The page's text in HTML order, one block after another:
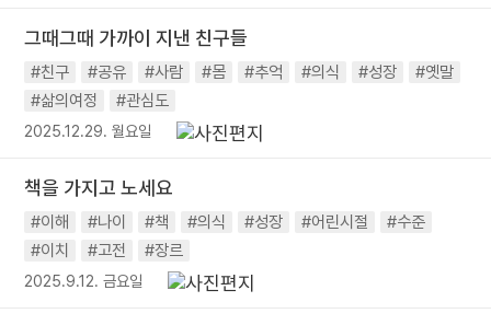
그때그때 가까이 지낸 친구들
#친구 #공유 #사람 #몸 #추억 #의식 #성장
#옛말
#삶의여정
#관심도
2025.12.29. 월요일
책을 가지고 노세요
#이해 #나이 #책 #의식 #성장 #어린시절
#수준
#이치
#고전 #장르
2025.9.12. 금요일